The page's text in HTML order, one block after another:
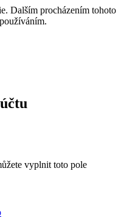
Dalším procházením tohoto
vyplnit toto pole